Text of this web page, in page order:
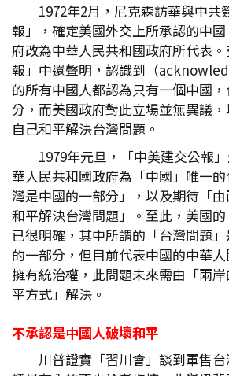
1972年2月，尼克森訪華與中共
報」，確定美國外交上所承認的中
府改為中華人民共和國政府所代表
報」中還聲明，認識到（
的所有中國人都認為只有一個中國
分，而美國政府對此立場並無異議
自己和平解決台灣問題。
1979年元旦，「中美建交公報
華人民共和國政府為「中國」唯一
灣是中國的一部分」，以及期待「
和平解決台灣問題」。至此，美國
已很明確，其中所謂的「台灣問題
的一部分，但目前代表中國的中華
擁有統治權，此問題未來需由「兩
平方式」解決。
不承認是中國人破壞和平
川普證實「習川會」談到軍售